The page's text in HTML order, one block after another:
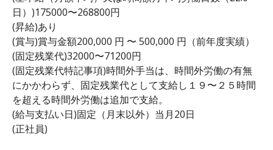
日）)175000〜268800円
(昇給)あり
(賞与)賞与金額200,000 円 〜 500,000 円（前年度実績）
(固定残業代)32000〜71200円
(固定残業代特記事項)時間外手当は、時間外労働の有無
にかかわらず、固定残業代として支給し１９〜２５時間
を超える時間外労働は追加で支給。
(給与支払い日)固定（月末以外）当月20日
(正社員)